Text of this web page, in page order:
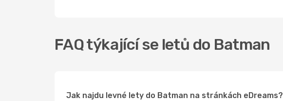
FAQ týkající se letů do Batman
Jak najdu levné lety do Batman na stránkách eDreams?